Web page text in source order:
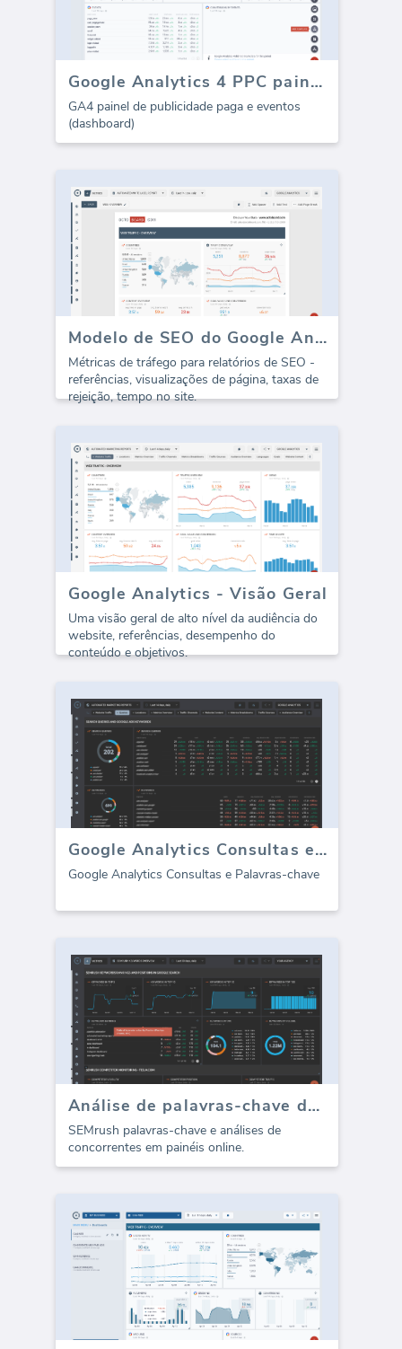
Google Analytics 4 PPC painel de controle (dashboard)
GA4 painel de publicidade paga e eventos
(dashboard)
Modelo de SEO do Google Analytics - Todo o Tráfego (Relatório)
Métricas de tráfego para relatórios de SEO -
referências, visualizações de página, taxas de
rejeição, tempo no site.
Google Analytics - Visão Geral
Uma visão geral de alto nível da audiência do
website, referências, desempenho do
conteúdo e objetivos.
Google Analytics Consultas e Palavras-chave
Google Analytics Consultas e Palavras-chave
Análise de palavras-chave do SEMrush
SEMrush palavras-chave e análises de
concorrentes em painéis online.